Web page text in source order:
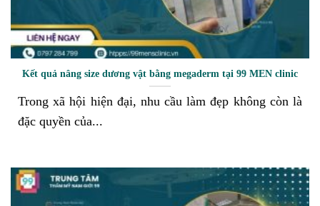
Kết quả nâng size dương vật bằng megaderm tại 99 MEN clinic
Trong xã hội hiện đại, nhu cầu làm đẹp không còn là
đặc quyền của...